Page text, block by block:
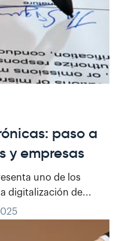
paso a
y empresas
uno de los
digitalización de...